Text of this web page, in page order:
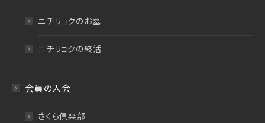
ニチリョクのお墓
ニチリョクの終活
会員の入会
さくら倶楽部